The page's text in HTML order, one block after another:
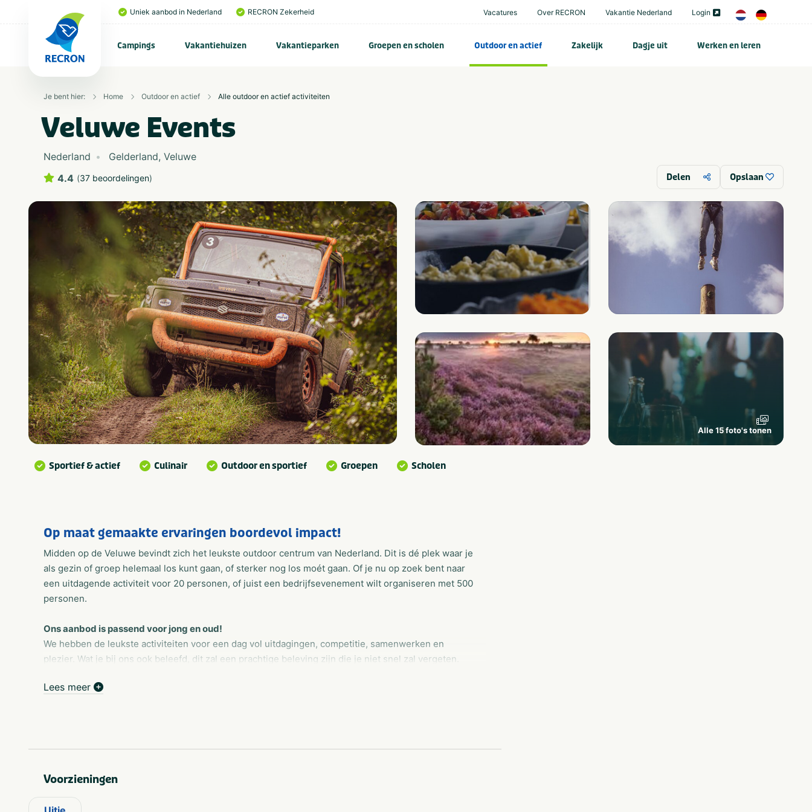
Uniek aanbod in Nederland RECRON Zekerheid Vacatures Over RECRON Vakantie Nederland Login
Campings Vakantiehuizen Vakantieparken Groepen en scholen Outdoor en actief Zakelijk Dagje uit Werken en leren
Je bent hier: Home Outdoor en actief Alle outdoor en actief activiteiten
Veluwe Events
Nederland Gelderland, Veluwe
4.4 (37 beoordelingen) Delen Opslaan
Alle 15 foto's tonen
Sportief & actief Culinair Outdoor en sportief Groepen Scholen
Op maat gemaakte ervaringen boordevol impact!
Midden op de Veluwe bevindt zich het leukste outdoor centrum van Nederland. Dit is dé plek waar je
als gezin of groep helemaal los kunt gaan, of sterker nog los moét gaan. Of je nu op zoek bent naar
een uitdagende activiteit voor 20 personen, of juist een bedrijfsevenement wilt organiseren met 500
personen.
Ons aanbod is passend voor jong en oud!
We hebben de leukste activiteiten voor een dag vol uitdagingen, competitie, samenwerken en
plezier. Wat je bij ons ook beleefd, dit zal een prachtige beleving zijn die je niet snel zal vergeten.
Het is ons niet snel te gek
Het draait allemaal om heerlijk genieten
Lees meer
Voorzieningen